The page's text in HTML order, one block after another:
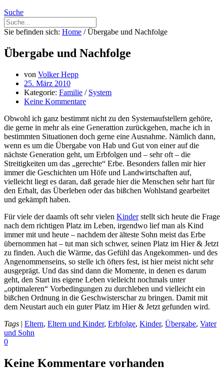
Suche
Sie befinden sich: Home / Übergabe und Nachfolge
Übergabe und Nachfolge
von Volker Hepp
25. März 2010
Kategorie: Familie / System
Keine Kommentare
Obwohl ich ganz bestimmt nicht zu den Systemaufstellern gehöre,
die gerne in mehr als eine Generattion zurückgehen, mache ich in
bestimmten Situationen doch gerne eine Ausnahme. Nämlich dann,
wenn es um die Übergabe von Hab und Gut von einer auf die
nächste Generation geht, um Erbfolgen und – sehr oft – die
Streitigkeiten um das „gerechte“ Erbe. Besonders fallen mir hier
immer die Geschichten um Höfe und Landwirtschaften auf,
vielleicht liegt es daran, daß gerade hier die Menschen sehr hart für
den Erhalt, das Überleben oder das bißchen Wohlstand gearbeitet
und gekämpft haben.
Für viele der daamls oft sehr vielen Kinderstellt sich heute die Frage
nach dem richtigen Platz im Leben, irgendwo lief man als Kind
immer mit und heute – nachdem der älteste Sohn meist das Erbe
übernommen hat – tut man sich schwer, seinen Platz im Hier & Jetzt
zu finden. Auch die Wärme, das Gefühl das Angekommen- und des
Angenommenseins, so stelle ich öfters fest, ist hier meist nicht sehr
ausgeprägt. Und das sind dann die Momente, in denen es darum
geht, den Start ins eigene Leben vielleicht nochmals unter
„optimaleren“ Vorbedingungen zu durchleben und vielleicht ein
bißchen Ordnung in die Geschwisterschar zu bringen. Damit mit
dem Neustart auch ein guter Platz im Hier & Jetzt gefunden wird.
Tags | Eltern, Eltern und Kinder, Erbfolge, Kinder, Übergabe, Vater
und Sohn
0
Keine Kommentare vorhanden